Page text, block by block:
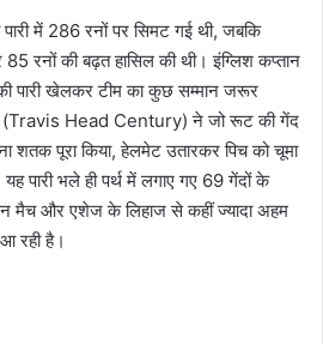
में 286 रनों पर सिमट गई थी, जबकि
रनों की बढ़त हासिल की थी। इंग्लिश कप्तान
पारी खेलकर टीम का कुछ सम्मान जरूर
(Travis Head Century) ने जो रूट की गेंद
शतक पूरा किया, हेलमेट उतारकर पिच को चूमा
पारी भले ही पर्थ में लगाए गए 69 गेंदों के
मैच और एशेज के लिहाज से कहीं ज्यादा अहम
रही है।